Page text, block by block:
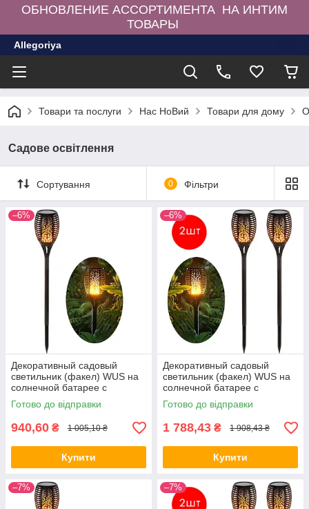
ОБНОВЛЕНИЕ АССОРТИМЕНТА НА ИНТИМ
ТОВАРЫ
Allegoriya
Товари та послуги Нас НоВий Товари для дому
Садове освітлення
Сортування 0 Фільтри
–6%
Декоративный садовый
светильник (факел) WUS на
солнечной батарее с
имитацией огня Flame Light
51 Led ALL Качество + 905
Готово до відправки
940,60 ₴ 1 005,10 ₴
Купити
–6%
Декоративный садовый
светильник (факел) WUS на
солнечной батарее с
имитацией огня 51 Led (2 шт)
ALL Качество + 999
Готово до відправки
1 788,43 ₴ 1 908,43 ₴
Купити
–7% –7%